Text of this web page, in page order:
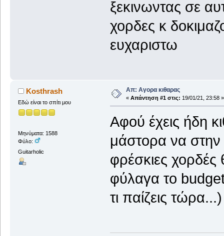
ξεκινωντας σε
χορδες κ
ευχαριστω
Kosthrash
Εδώ είναι το σπίτι μου
Μηνύματα: 1588
Φύλο:
Guitarholic
Απ: Αγορα κιθαρας
« Απάντηση #1 στις: 19/01/21, 23:58 »
Αφού έχεις ήδη
μάστορα να
φρέσκιες
φύλαγα το budget
τι παίζεις τώρα...)